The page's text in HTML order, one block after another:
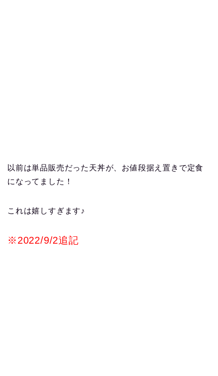
以前は単品販売だった天丼が、お値段据え置きで定食
になってました！
これは嬉しすぎます♪
※2022/9/2追記